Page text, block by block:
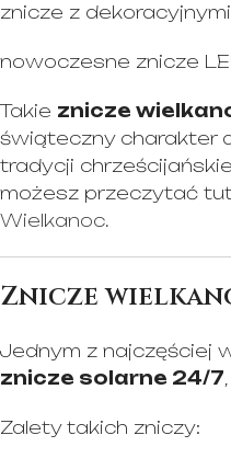
znicze z
nowoczesne znicze
Takie znicze
świąteczny charakter
tradycji
możesz przeczytać
Wielkanoc.
Znicze
Jednym z najczęściej
znicze solarne 24/7
Zalety takich zniczy: